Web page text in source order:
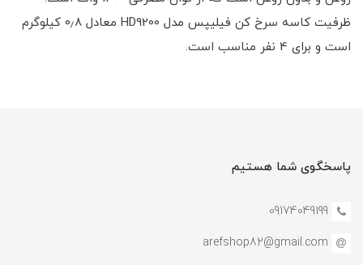
ظرفیت کاسه سرخ کن فیلیپس مدل HD9200 معادل 0٫8 کیلوگرم
است و برای 4 نفر مناسب است.
پاسخگوی شما هستیم
09174049199
arefshop82@gmail.com